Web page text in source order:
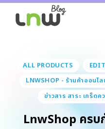
ALL PRODUCTS
LNWSHOP - ร้านค้าออนไ
ข่าวสาร สาระ เกร็ดค
LnwShop ครบ